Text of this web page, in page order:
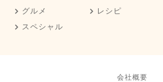
グルメ
レシピ
スペシャル
会社概要